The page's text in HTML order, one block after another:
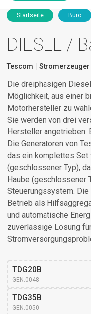
Startseite Büro
DIESEL /
Tescom Stromerzeuger
Die dreiphasigen
Möglichkeit, aus einer
Motorhersteller zu
Sie werden von drei
Hersteller angetrieben:
Die Generatoren von
das ein komplettes Set
(geschlossener Typ),
Haube (geschlossener
Steuerungssystem. Die
Betrieb als
und automatische
zuverlässige Lösung
TDG20B
GEN.0048
TDG35B
GEN.0050